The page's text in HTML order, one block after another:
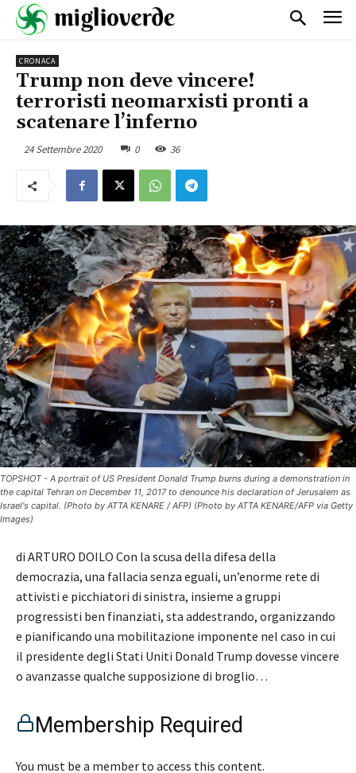
CRONACA
Trump non deve vincere!
terroristi neomarxisti pronti a
scatenare l’inferno
24 Settembre 2020 0 36
TOPSHOT - A portrait of US President Donald Trump burns during a demonstration in
the capital Tehran on December 11, 2017 to denounce his declaration of Jerusalem as
Israel's capital. (Photo by ATTA KENARE / AFP) (Photo by ATTA KENARE/AFP via Getty
Images)
di ARTURO DOILO Con la scusa della difesa della
democrazia, una fallacia senza eguali, un’enorme rete di
attivisti e picchiatori di sinistra, insieme a gruppi
progressisti ben finanziati, sta addestrando, organizzando
e pianificando una mobilitazione imponente nel caso in cui
il presidente degli Stati Uniti Donald Trump dovesse vincere
o avanzasse qualche supposizione di broglio…
Membership Required
You must be a member to access this content.